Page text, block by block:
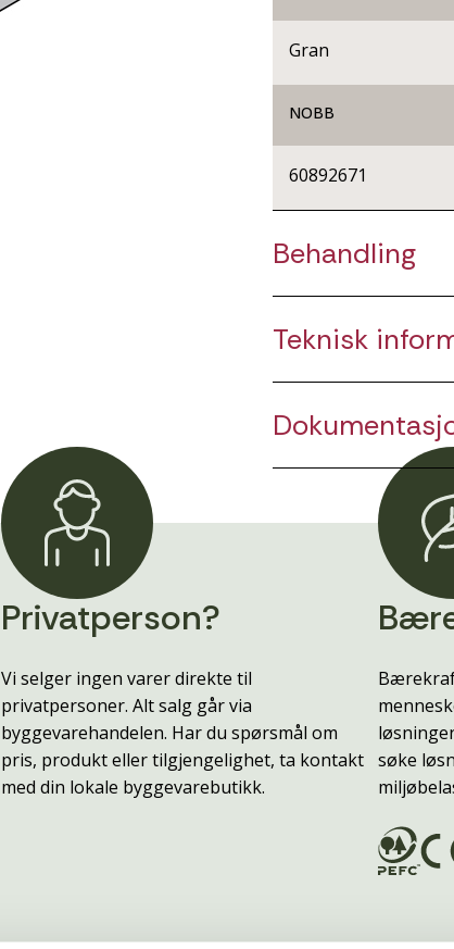
Gran
NOBB
60892671
Behandling
Teknisk
Privatperson?
Vi selger ingen varer direkte til
privatpersoner. Alt salg går via
byggevarehandelen. Har du spørsmål om
pris, produkt eller tilgjengelighet, ta kontakt
med din lokale byggevarebutikk.
søke